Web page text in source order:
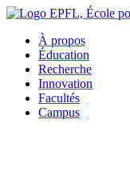
À propos
Éducation
Recherche
Innovation
Facultés
Campus